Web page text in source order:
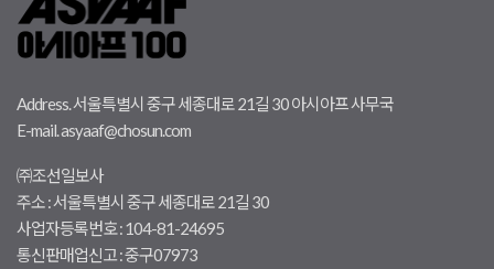
Address. 서울특별시 중구 세종대로 21길 30 아시아프 사무국
E-mail. asyaaf@chosun.com
㈜조선일보사
주소 : 서울특별시 중구 세종대로 21길 30
사업자등록번호 : 104-81-24695
통신판매업신고 : 중구07973